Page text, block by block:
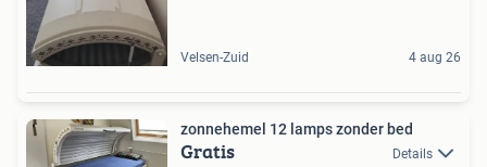
Velsen-Zuid 4 aug 26
zonnehemel 12 lamps zonder bed
Gratis Details